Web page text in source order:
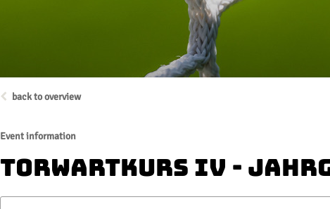
back to overview
Event information
Torwartkurs IV -